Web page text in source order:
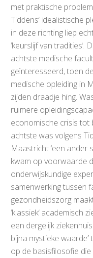
met praktische
Tiddens’ idealistische
in deze richting liep
‘keurslijf van tradities’.
achtste medische
geïnteresseerd, toen
medische opleiding in
zijden draadje hing.
ruimere
economische crisis tot
achtste was volgens
Maastricht ‘een ander
kwam op voorwaarde
onderwijskundige
samenwerking tussen
gezondheidszorg
‘klassiek’ academisch
een dergelijk
bijna mystieke
op de basisfilosofie